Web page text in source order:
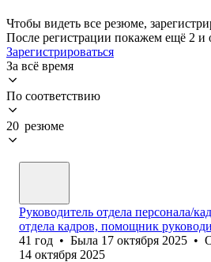
Чтобы видеть все резюме,
После регистрации покажем ещё 2 и
Зарегистрироваться
За всё время
По соответствию
20 резюме
Руководитель отдела персонала/
отдела кадров, помощник
41 год • Была 17 октября 2025 •
14 октября 2025